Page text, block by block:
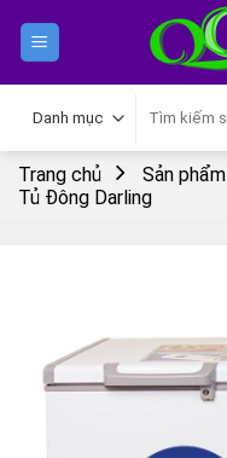
kiếm:
Trang chủ Sản phẩm
Tủ Đông Darling